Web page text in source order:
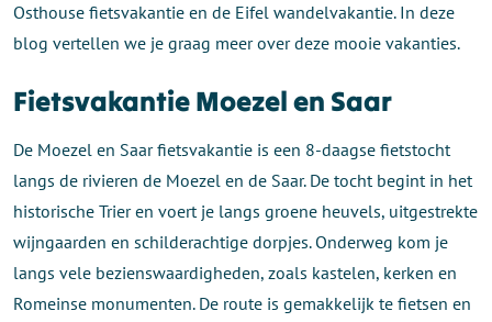
Osthouse fietsvakantie en de Eifel wandelvakantie. In deze
blog vertellen we je graag meer over deze mooie vakanties.
Fietsvakantie Moezel en Saar
De Moezel en Saar fietsvakantie is een 8-daagse fietstocht
langs de rivieren de Moezel en de Saar. De tocht begint in het
historische Trier en voert je langs groene heuvels, uitgestrekte
wijngaarden en schilderachtige dorpjes. Onderweg kom je
langs vele bezienswaardigheden, zoals kastelen, kerken en
Romeinse monumenten. De route is gemakkelijk te fietsen en